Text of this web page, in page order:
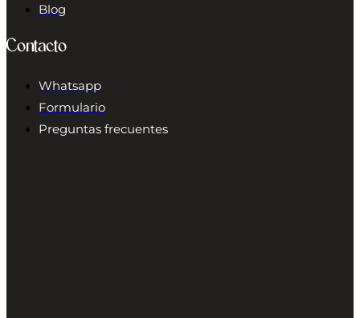
Blog
Contacto
Whatsapp
Formulario
Preguntas frecuentes